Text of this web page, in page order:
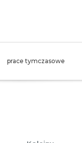
prace tymczasowe